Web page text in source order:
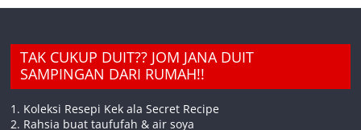
TAK CUKUP DUIT?? JOM JANA DUIT
SAMPINGAN DARI RUMAH!!
1. Koleksi Resepi Kek ala Secret Recipe
2. Rahsia buat taufufah & air soya